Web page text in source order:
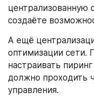
централизованную
создаёте
А ещё
оптимизации сети.
настраивать
должно проходить
управления.